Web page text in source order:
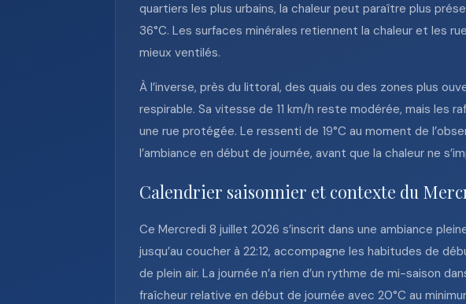
quartiers les plus urbains, la chaleur peut paraître plus
36°C. Les surfaces minérales retiennent la chaleur et les
mieux ventilés.
À l’inverse, près du littoral, des quais ou des zones plus
respirable. Sa vitesse de 11 km/h reste modérée, mais les
une rue protégée. Le ressenti de 19°C au moment de
l’ambiance en début de journée, avant que la chaleur ne
Calendrier saisonnier et contexte du
Ce Mercredi 8 juillet 2026 s’inscrit dans une ambiance
jusqu’au coucher à 22:12, accompagne les habitudes de
de plein air. La journée n’a rien d’un rythme de mi-saison
fraîcheur relative en début de journée avec 20°C au